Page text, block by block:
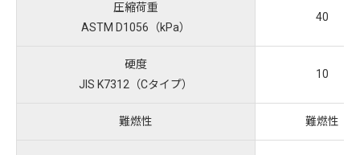
圧縮荷重
ASTM D1056（kPa）
40
硬度
JIS K7312（Cタイプ）
10
難燃性 難燃性